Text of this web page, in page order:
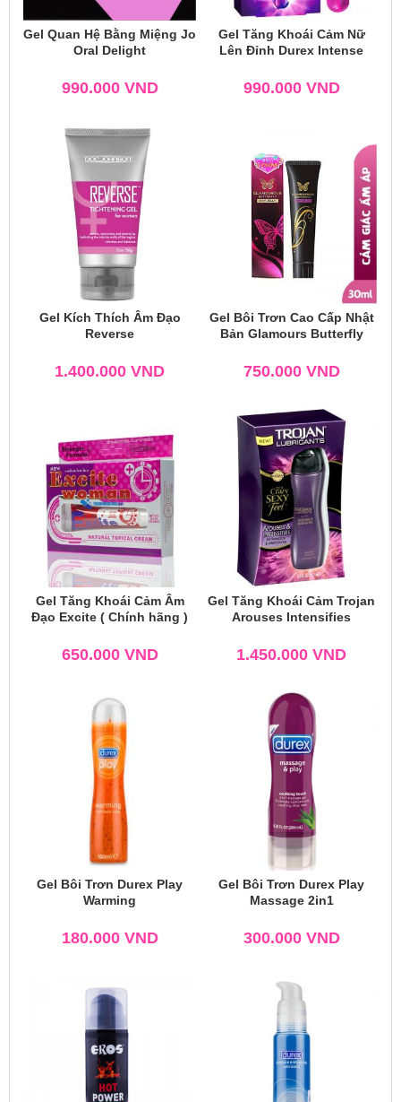
Gel Quan Hệ Bằng Miệng Jo
Oral Delight
990.000 VND
Gel Tăng Khoái Cảm Nữ
Lên Đỉnh Durex Intense
990.000 VND
Gel Kích Thích Âm Đạo
Reverse
1.400.000 VND
Gel Bôi Trơn Cao Cấp Nhật
Bản Glamours Butterfly
750.000 VND
Gel Tăng Khoái Cảm Âm
Đạo Excite ( Chính hãng )
650.000 VND
Gel Tăng Khoái Cảm Trojan
Arouses Intensifies
1.450.000 VND
Gel Bôi Trơn Durex Play
Warming
180.000 VND
Gel Bôi Trơn Durex Play
Massage 2in1
300.000 VND